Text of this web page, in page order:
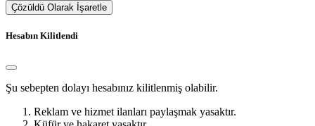
Çözüldü Olarak İşaretle
Hesabın Kilitlendi
Şu sebepten dolayı hesabınız kilitlenmiş olabilir.
Reklam ve hizmet ilanları paylaşmak yasaktır.